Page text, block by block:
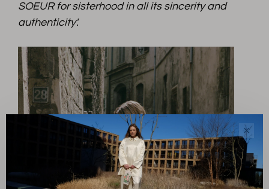
SOEUR for sisterhood in all its sincerity and
authenticity'.
✕